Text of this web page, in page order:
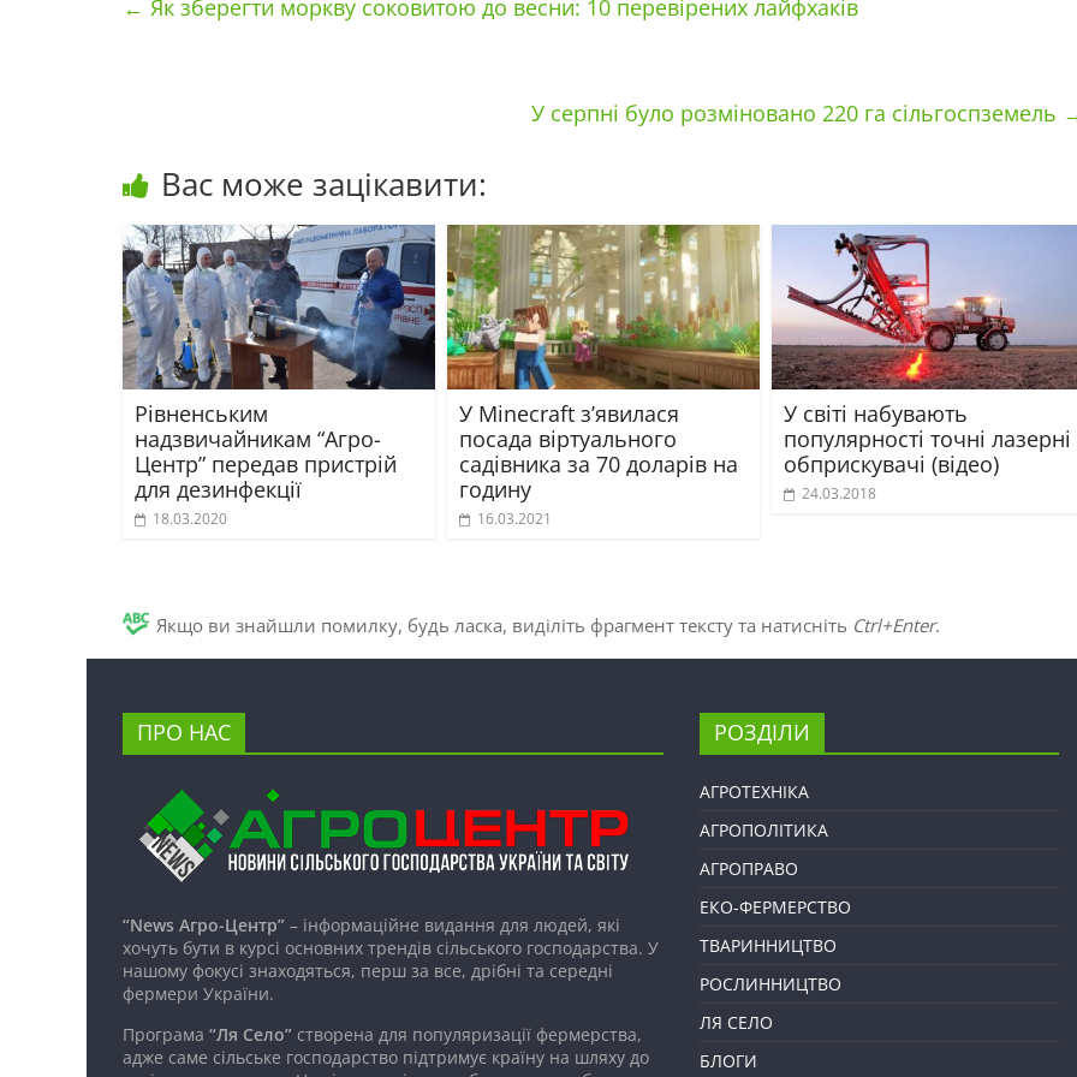
← Як зберегти моркву соковитою до весни: 10 перевірених лайфхаків
У серпні було розміновано 220 га сільгоспземель
Вас може зацікавити:
Рівненським
надзвичайникам “Агро-
Центр” передав пристрій
для дезинфекції
18.03.2020
У Minecraft з’явилася
посада віртуального
садівника за 70 доларів на
годину
16.03.2021
У світі набувають
популярності точні лазерні
обприскувачі (відео)
24.03.2018
Якщо ви знайшли помилку, будь ласка, виділіть фрагмент тексту та натисніть Ctrl+Enter.
ПРО НАС
“News Агро-Центр” – інформаційне видання для людей, які
хочуть бути в курсі основних трендів сільського господарства. У
нашому фокусі знаходяться, перш за все, дрібні та середні
фермери України.
Програма “Ля Село” створена для популяризації фермерства,
адже саме сільське господарство підтримує країну на шляху до
РОЗДІЛИ
АГРОТЕХНІКА
АГРОПОЛІТИКА
АГРОПРАВО
ЕКО-ФЕРМЕРСТВО
ТВАРИННИЦТВО
РОСЛИННИЦТВО
ЛЯ СЕЛО
БЛОГИ